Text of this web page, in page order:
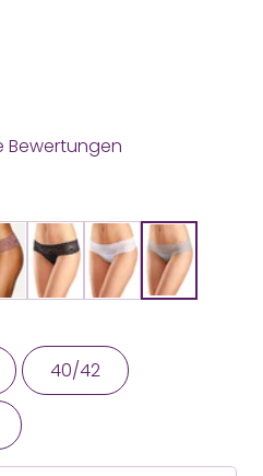
Bewertungen
40/42